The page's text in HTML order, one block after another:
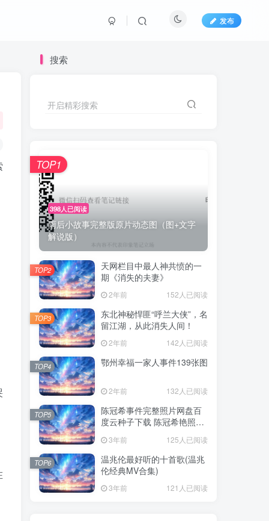
发布
搜索
开启精彩搜索
398人已阅读
雨后小故事完整版原片动态图（图+文字
解说版）
TOP1
天网栏目中最人神共愤的一
期《消失的夫妻》
2年前 152人已阅读
TOP2
东北神秘悍匪“呼兰大侠”，名
留江湖，从此消失人间！
2年前 142人已阅读
TOP3
鄂州幸福一家人事件139张图
2年前 132人已阅读
TOP4
陈冠希事件完整照片网盘百
度云种子下载 陈冠希艳照门
门全部图片观看
3年前 125人已阅读
TOP5
温兆伦最好听的十首歌(温兆
伦经典MV合集)
3年前 121人已阅读
TOP6